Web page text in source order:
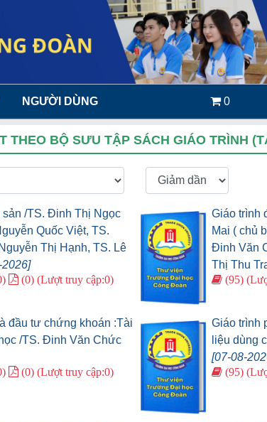
NGƯỜI DÙNG 0
THEO BỘ SƯU TẬP SÁCH GIÁO TRÌNH
/TS. Đinh Thị Ngọc
Quốc Việt, TS.
Thị Hạnh, TS. Lê
(0) (Lượt truy cập:0)
Giáo trình
Mai ( chủ
Đinh Văn
Thị Thu
(95)
đầu tư chứng khoán :Tài
/TS. Đinh Văn Chức
(0) (Lượt truy cập:0)
Giáo trình
liệu dùng
[07-08-
(95)